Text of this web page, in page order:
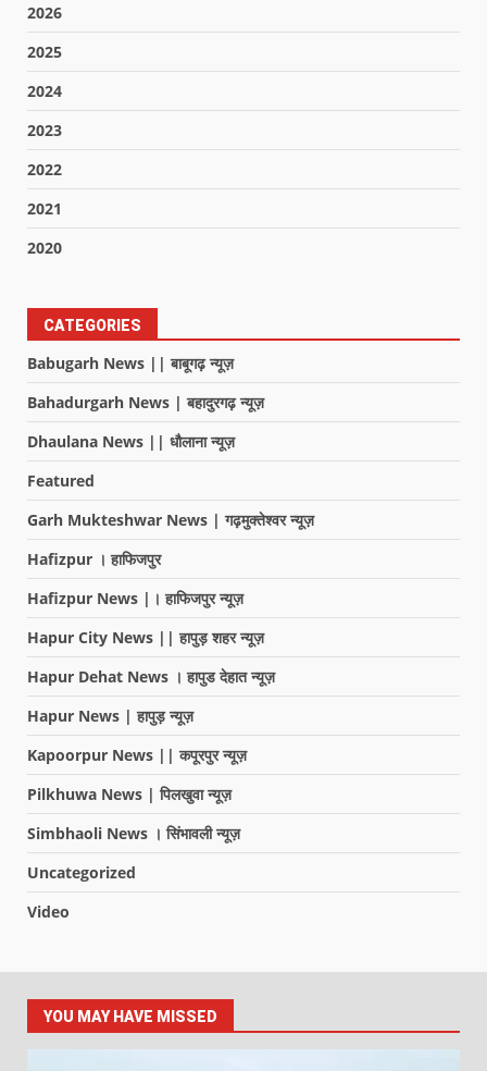
2026
2025
2024
2023
2022
2021
2020
CATEGORIES
Babugarh News || बाबूगढ़ न्यूज़
Bahadurgarh News | बहादुरगढ़ न्यूज़
Dhaulana News || धौलाना न्यूज़
Featured
Garh Mukteshwar News | गढ़मुक्तेश्वर न्यूज़
Hafizpur । हाफिजपुर
Hafizpur News |। हाफिजपुर न्यूज़
Hapur City News || हापुड़ शहर न्यूज़
Hapur Dehat News । हापुड देहात न्यूज़
Hapur News | हापुड़ न्यूज़
Kapoorpur News || कपूरपुर न्यूज़
Pilkhuwa News | पिलखुवा न्यूज़
Simbhaoli News । सिंभावली न्यूज़
Uncategorized
Video
YOU MAY HAVE MISSED